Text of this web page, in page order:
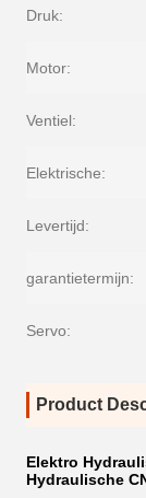
Druk:
Motor:
Ventiel:
Elektrische:
Levertijd:
garantietermijn:
Servo:
Product
Elektro
Hydraulische